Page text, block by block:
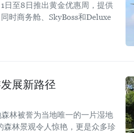
至8日推出黄金优惠周，提供
时商务舱、SkyBoss和Deluxe
展新路径
林被誉为当地唯一的一片湿地
林景观令人惊艳，更是众多珍